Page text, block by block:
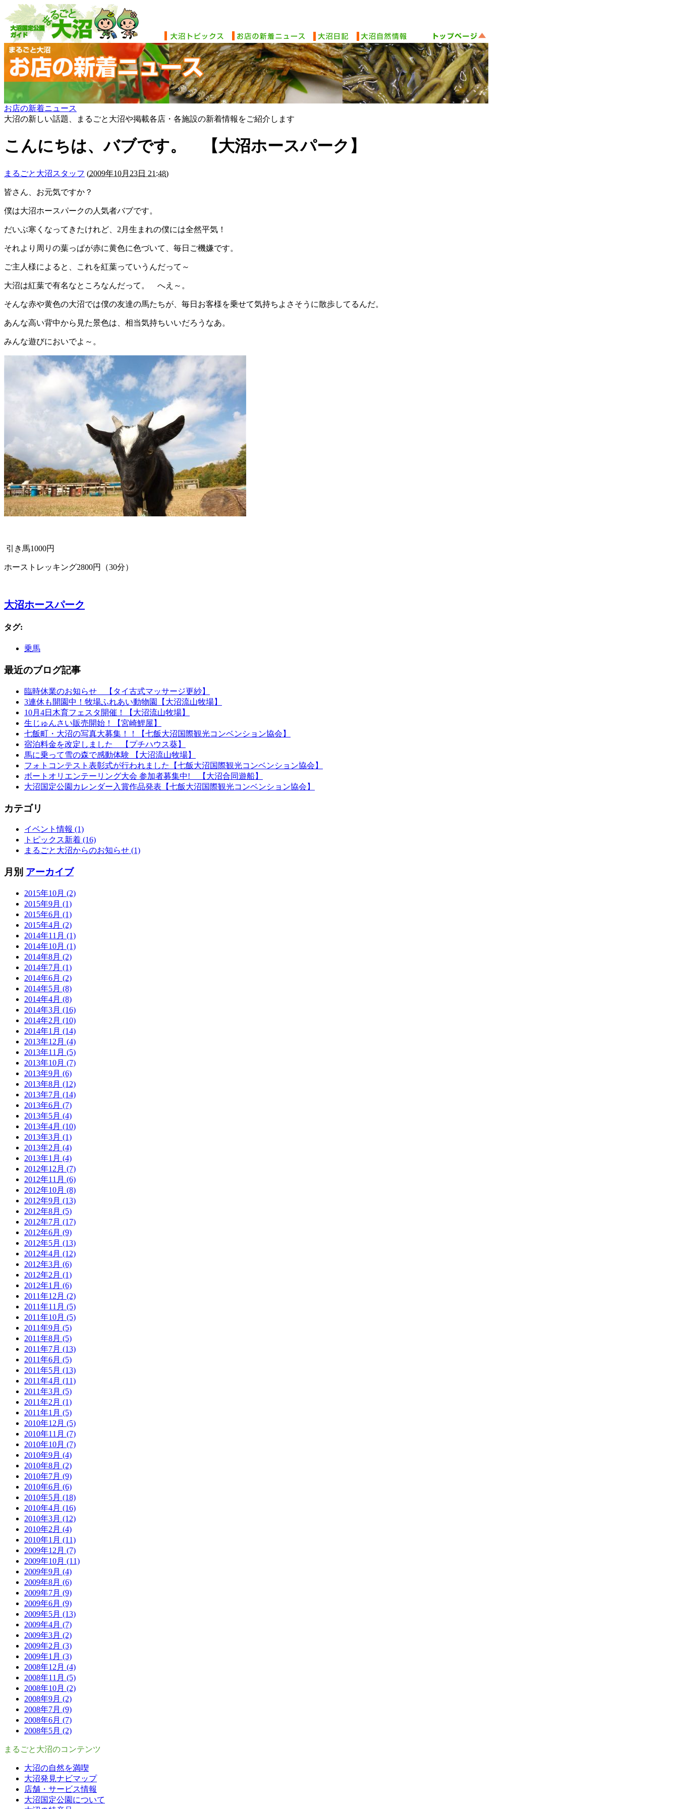
お店の新着ニュース
大沼の新しい話題、まるごと大沼や掲載各店・各施設の新着情報をご紹介します
こんにちは、バブです。 【大沼ホースパーク】
まるごと大沼スタッフ (2009年10月23日 21:48)
皆さん、お元気ですか？
僕は大沼ホースパークの人気者バブです。
だいぶ寒くなってきたけれど、2月生まれの僕には全然平気！
それより周りの葉っぱが赤に黄色に色づいて、毎日ご機嫌です。
ご主人様によると、これを紅葉っていうんだって～
大沼は紅葉で有名なところなんだって。 へえ～。
そんな赤や黄色の大沼では僕の友達の馬たちが、毎日お客様を乗せて気持ちよさそうに散歩してるんだ。
あんな高い背中から見た景色は、相当気持ちいいだろうなあ。
みんな遊びにおいでよ～。
引き馬1000円
ホーストレッキング2800円（30分）
大沼ホースパーク
タグ:
乗馬
最近のブログ記事
臨時休業のお知らせ 【タイ古式マッサージ更紗】
3連休も開園中！牧場ふれあい動物園【大沼流山牧場】
10月4日木育フェスタ開催！【大沼流山牧場】
生じゅんさい販売開始！【宮崎鯉屋】
七飯町・大沼の写真大募集！！【七飯大沼国際観光コンベンション協会】
宿泊料金を改定しました 【プチハウス葵】
馬に乗って雪の森で感動体験 【大沼流山牧場】
フォトコンテスト表彰式が行われました【七飯大沼国際観光コンベンション協会】
ボートオリエンテーリング大会 参加者募集中! 【大沼合同遊船】
大沼国定公園カレンダー入賞作品発表【七飯大沼国際観光コンベンション協会】
カテゴリ
イベント情報 (1)
トピックス新着 (16)
まるごと大沼からのお知らせ (1)
月別 アーカイブ
2015年10月 (2)
2015年9月 (1)
2015年6月 (1)
2015年4月 (2)
2014年11月 (1)
2014年10月 (1)
2014年8月 (2)
2014年7月 (1)
2014年6月 (2)
2014年5月 (8)
2014年4月 (8)
2014年3月 (16)
2014年2月 (10)
2014年1月 (14)
2013年12月 (4)
2013年11月 (5)
2013年10月 (7)
2013年9月 (6)
2013年8月 (12)
2013年7月 (14)
2013年6月 (7)
2013年5月 (4)
2013年4月 (10)
2013年3月 (1)
2013年2月 (4)
2013年1月 (4)
2012年12月 (7)
2012年11月 (6)
2012年10月 (8)
2012年9月 (13)
2012年8月 (5)
2012年7月 (17)
2012年6月 (9)
2012年5月 (13)
2012年4月 (12)
2012年3月 (6)
2012年2月 (1)
2012年1月 (6)
2011年12月 (2)
2011年11月 (5)
2011年10月 (5)
2011年9月 (5)
2011年8月 (5)
2011年7月 (13)
2011年6月 (5)
2011年5月 (13)
2011年4月 (11)
2011年3月 (5)
2011年2月 (1)
2011年1月 (5)
2010年12月 (5)
2010年11月 (7)
2010年10月 (7)
2010年9月 (4)
2010年8月 (2)
2010年7月 (9)
2010年6月 (6)
2010年5月 (18)
2010年4月 (16)
2010年3月 (12)
2010年2月 (4)
2010年1月 (11)
2009年12月 (7)
2009年10月 (11)
2009年9月 (4)
2009年8月 (6)
2009年7月 (9)
2009年6月 (9)
2009年5月 (13)
2009年4月 (7)
2009年3月 (2)
2009年2月 (3)
2009年1月 (3)
2008年12月 (4)
2008年11月 (5)
2008年10月 (2)
2008年9月 (2)
2008年7月 (9)
2008年6月 (7)
2008年5月 (2)
まるごと大沼のコンテンツ
大沼の自然を満喫
大沼発見ナビマップ
店舗・サービス情報
大沼国定公園について